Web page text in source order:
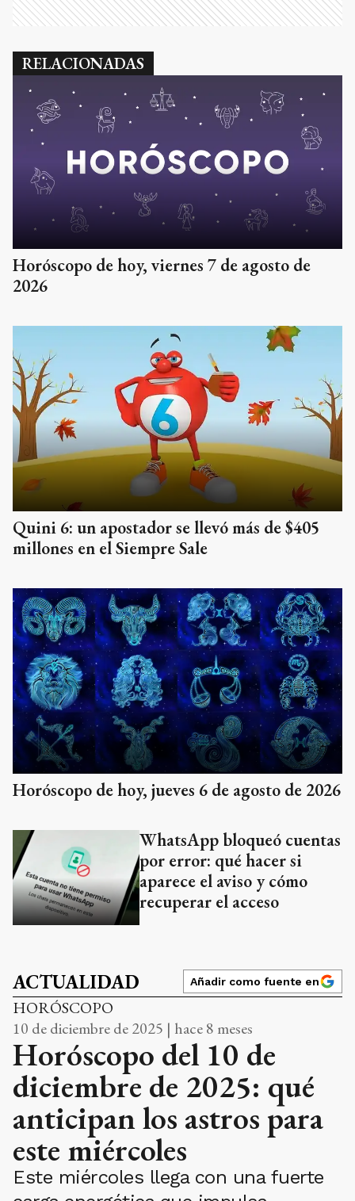
RELACIONADAS
Horóscopo de hoy, viernes 7 de agosto de
2026
Quini 6: un apostador se llevó más de $405
millones en el Siempre Sale
Horóscopo de hoy, jueves 6 de agosto de 2026
WhatsApp bloqueó cuentas
por error: qué hacer si
aparece el aviso y cómo
recuperar el acceso
ACTUALIDAD Añadir como fuente en
HORÓSCOPO
10 de diciembre de 2025 | hace 8 meses
Horóscopo del 10 de
diciembre de 2025: qué
anticipan los astros para
este miércoles
Este miércoles llega con una fuerte